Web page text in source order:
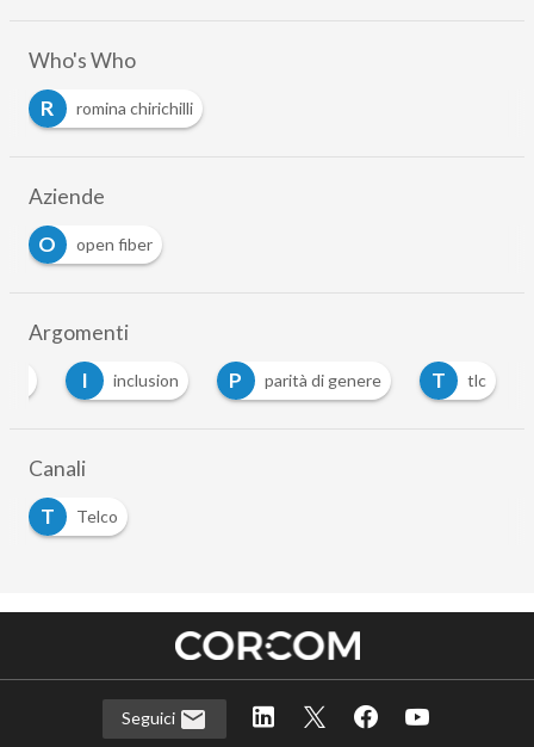
Who's Who
R
romina chirichilli
Aziende
O
open fiber
Argomenti
I inclusion P parità di genere T
tlc
Canali
T
Telco
Seguici